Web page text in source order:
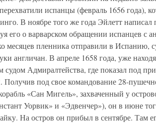
испанцы (февраль 1656 года),
В ноябре того же года Эйлетт написал
его о варварском обращении испанцев с
месяцев пленника отправили в Испанию,
англичан. В апреле 1658 года, уже
Адмиралтейства, где показал под
Получив под свое командование 28-
«Сан Мигель», захваченный у
Уорвик» и «Эдвенчер»), он в июне
На остров он прибыл в сентябре. Там